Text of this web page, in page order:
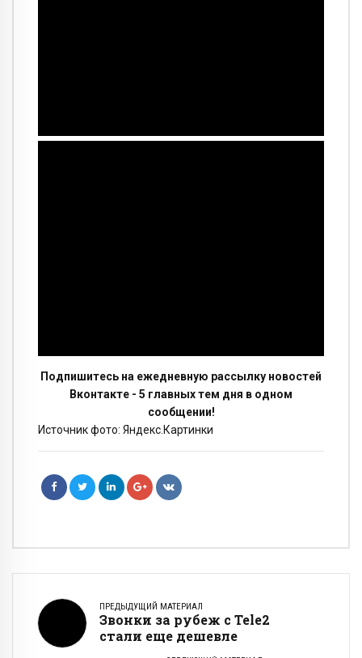
Подпишитесь на ежедневную рассылку новостей
Вконтакте - 5 главных тем дня в одном
сообщении!
Источник фото: Яндекс.Картинки
ПРЕДЫДУЩИЙ МАТЕРИАЛ
Звонки за рубеж с Tele2
стали еще дешевле